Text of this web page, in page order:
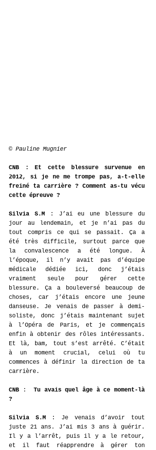
© Pauline Mugnier
CNB : Et cette blessure survenue en
2012, si je ne me trompe pas, a-t-elle
freiné ta carrière ? Comment as-tu vécu
cette épreuve ?
Silvia S.M :
J’ai eu une blessure du
jour au lendemain, et je n’ai pas du
tout compris ce qui se passait. Ça a
été très difficile, surtout parce que
la convalescence a été longue. À
l’époque, il n’y avait pas d’équipe
médicale dédiée ici, donc j’étais
vraiment seule pour gérer cette
blessure. Ça a bouleversé beaucoup de
choses, car j’étais encore une jeune
danseuse. Je venais de passer à demi-
soliste, donc j’étais maintenant sujet
à l’Opéra de Paris, et je commençais
enfin à obtenir des rôles intéressants.
Et là, bam, tout s’est arrêté. C’était
à un moment crucial, celui où tu
commences à définir la direction de ta
carrière.
CNB : Tu avais quel âge à ce moment-là
?
Silvia S.M : Je venais d’avoir tout
juste 21 ans. J’ai mis 3 ans à guérir.
Il y a l’arrêt, puis il y a le retour,
et il faut réapprendre à gérer ton